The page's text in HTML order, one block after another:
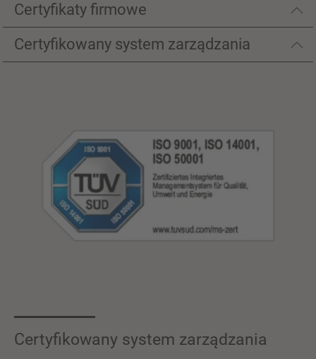
Certyfikaty firmowe
Certyfikowany system zarządzania
Certyfikowany system zarządzania